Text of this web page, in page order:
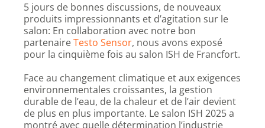
5 jours de bonnes discussions, de nouveaux
produits impressionnants et d’agitation sur le
salon: En collaboration avec notre bon
partenaireTesto Sensor, nous avons exposé
pour la cinquième fois au salon ISH de Francfort.
Face au changement climatique et aux exigences
environnementales croissantes, la gestion
durable de l’eau, de la chaleur et de l’air devient
de plus en plus importante. Le salon ISH 2025 a
montré avec quelle détermination l’industrie